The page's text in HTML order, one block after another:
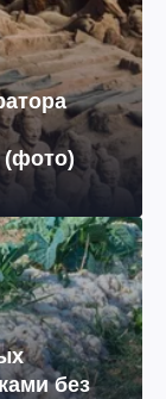
(фото)
без